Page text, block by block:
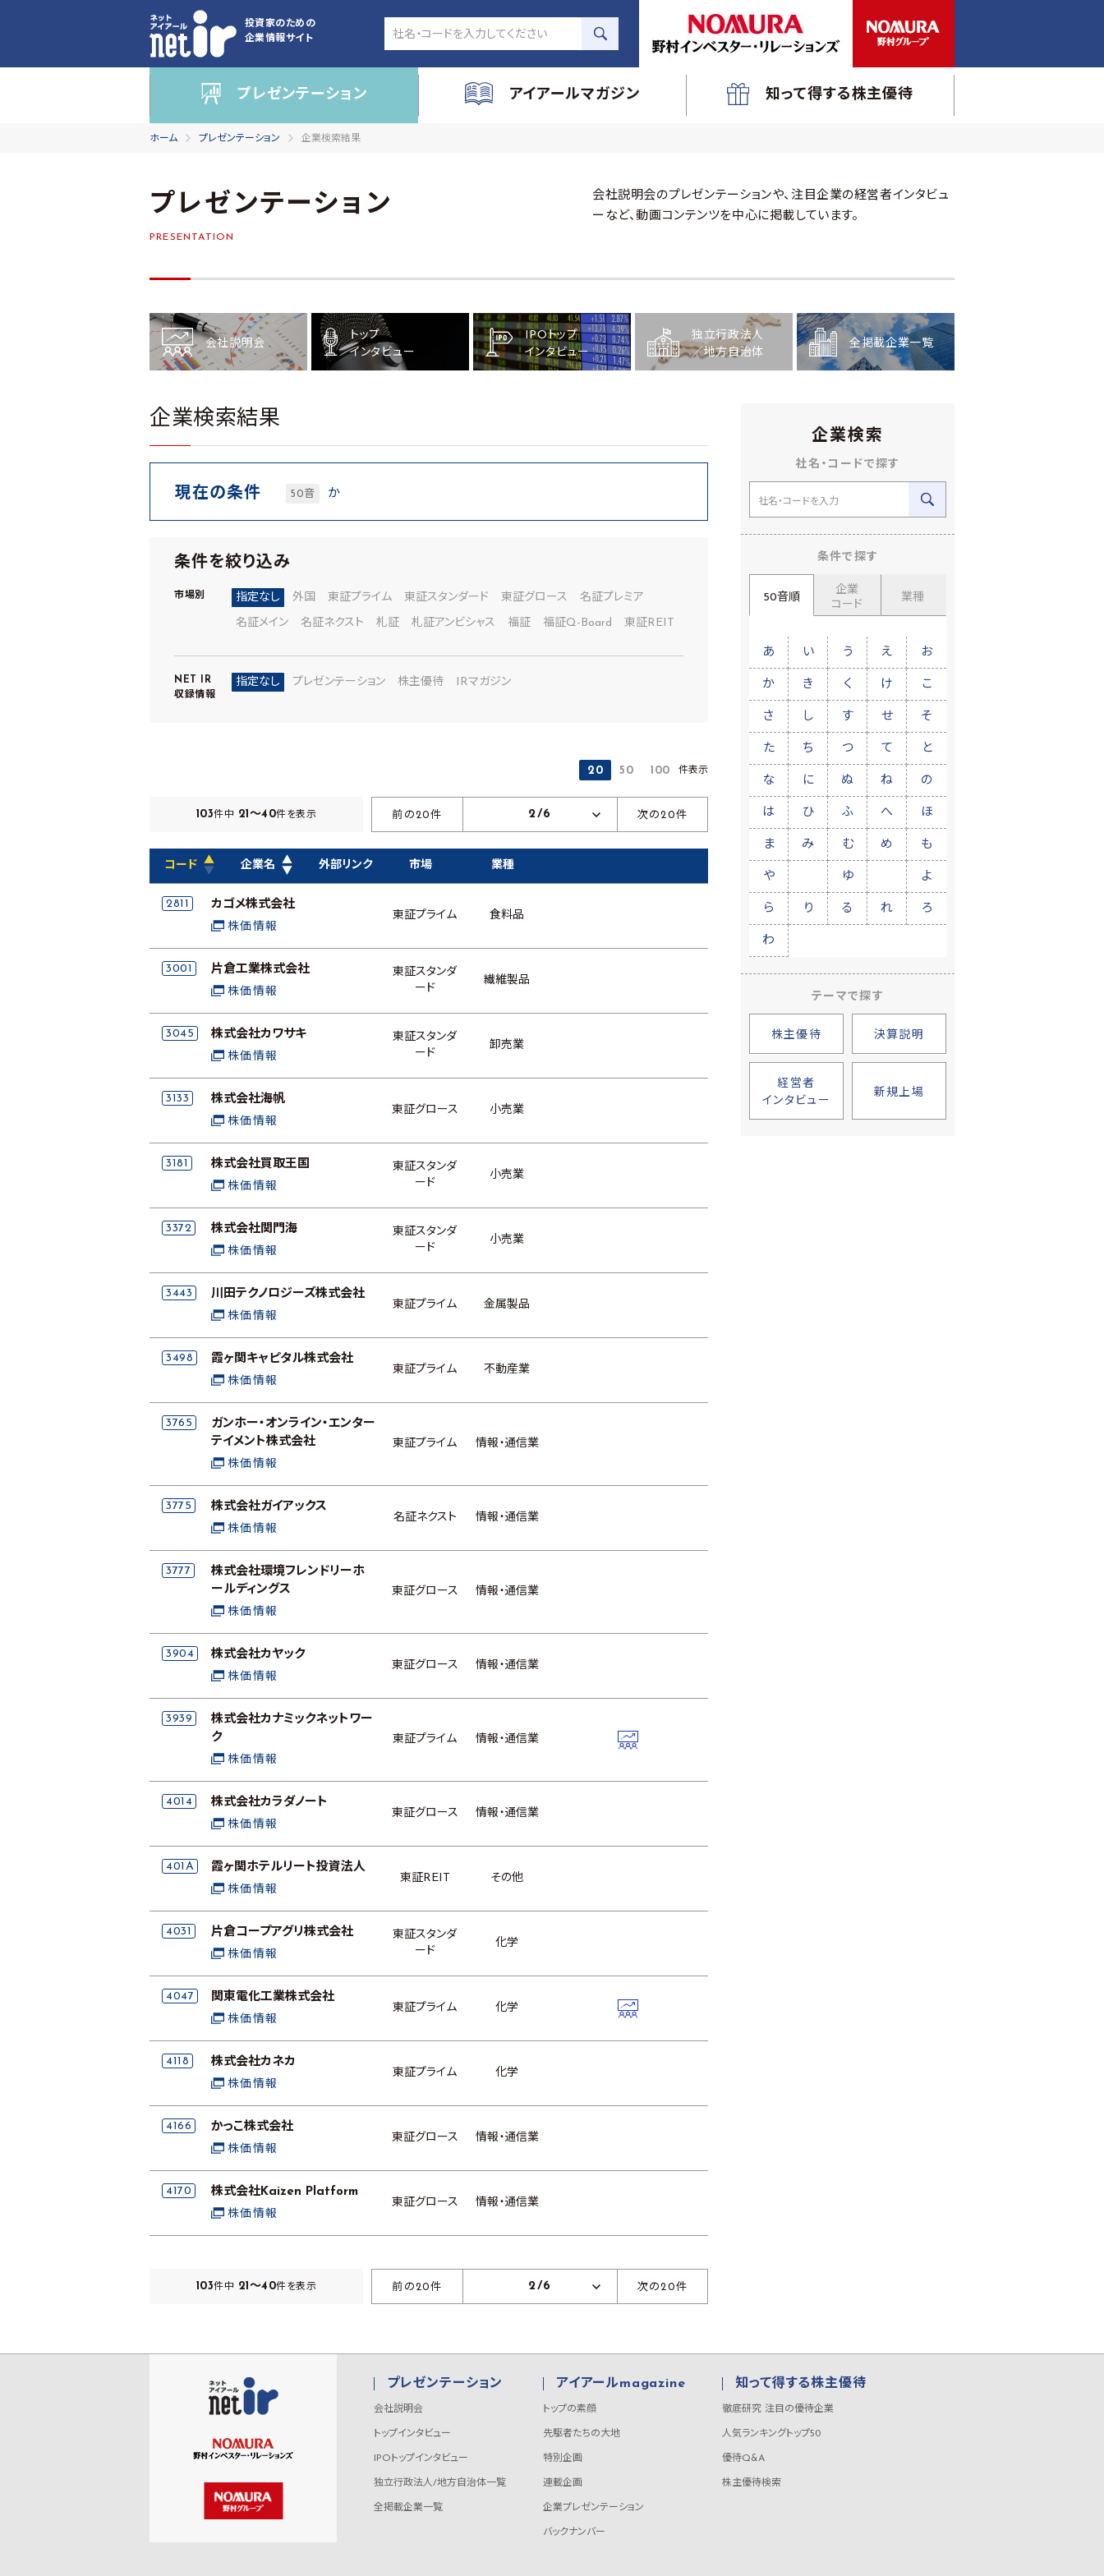
投資家のための
企業情報サイト
プレゼンテーション アイアールマガジン 知って得する株主優待
ホーム プレゼンテーション 企業検索結果
プレゼンテーション
PRESENTATION
会社説明会のプレゼンテーションや、注目企業の経営者インタビュ
ーなど、動画コンテンツを中心に掲載しています。
会社説明会
トップ
インタビュー
IPOトップ
インタビュー
独立行政法人
／地方自治体
全掲載企業一覧
企業検索結果
現在の条件 50音 か
条件を絞り込み
市場別 指定なし 外国 東証プライム 東証スタンダード 東証グロース 名証プレミア
名証メイン 名証ネクスト 札証 札証アンビシャス 福証 福証Q-Board 東証REIT
NET IR
収録情報
指定なし プレゼンテーション 株主優待 IRマガジン
20 50 100 件表示
103件中 21～40件を表示 前の20件 2/6 次の20件
▲
コード ▼
▲
企業名 ▼ 外部リンク 市場 業種
2811 カゴメ株式会社
株価情報
東証プライム 食料品
3001 片倉工業株式会社
株価情報
東証スタンダ
ード
繊維製品
3045 株式会社カワサキ
株価情報
東証スタンダ
ード
卸売業
3133 株式会社海帆
株価情報
東証グロース 小売業
3181 株式会社買取王国
株価情報
東証スタンダ
ード
小売業
3372 株式会社関門海
株価情報
東証スタンダ
ード
小売業
3443 川田テクノロジーズ株式会社
株価情報
東証プライム 金属製品
3498 霞ヶ関キャピタル株式会社
株価情報
東証プライム 不動産業
3765
ガンホー・オンライン・エンター
テイメント株式会社
株価情報
東証プライム 情報・通信業
3775 株式会社ガイアックス
株価情報
名証ネクスト 情報・通信業
3777
株式会社環境フレンドリーホ
ールディングス
株価情報
東証グロース 情報・通信業
3904 株式会社カヤック
株価情報
東証グロース 情報・通信業
3939
株式会社カナミックネットワー
ク
株価情報
東証プライム 情報・通信業
4014 株式会社カラダノート
株価情報
東証グロース 情報・通信業
401A 霞ヶ関ホテルリート投資法人
株価情報
東証REIT その他
4031 片倉コープアグリ株式会社
株価情報
東証スタンダ
ード
化学
4047 関東電化工業株式会社
株価情報
東証プライム 化学
4118 株式会社カネカ
株価情報
東証プライム 化学
4166 かっこ株式会社
株価情報
東証グロース 情報・通信業
4170 株式会社Kaizen Platform
株価情報
東証グロース 情報・通信業
103件中 21～40件を表示 前の20件 2/6 次の20件
企業検索
社名・コードで探す
条件で探す
50音順
企業
コード
業種
あ い う え お
か き く け こ
さ し す せ そ
た ち つ て と
な に ぬ ね の
は ひ ふ へ ほ
ま み む め も
や ゆ よ
ら り る れ ろ
わ
テーマで探す
株主優待 決算説明
経営者
インタビュー
新規上場
プレゼンテーション
会社説明会
トップインタビュー
IPOトップインタビュー
独立行政法人/地方自治体一覧
全掲載企業一覧
アイアールmagazine
トップの素顔
先駆者たちの大地
特別企画
連載企画
企業プレゼンテーション
バックナンバー
知って得する株主優待
徹底研究 注目の優待企業
人気ランキングトップ50
優待Q&A
株主優待検索